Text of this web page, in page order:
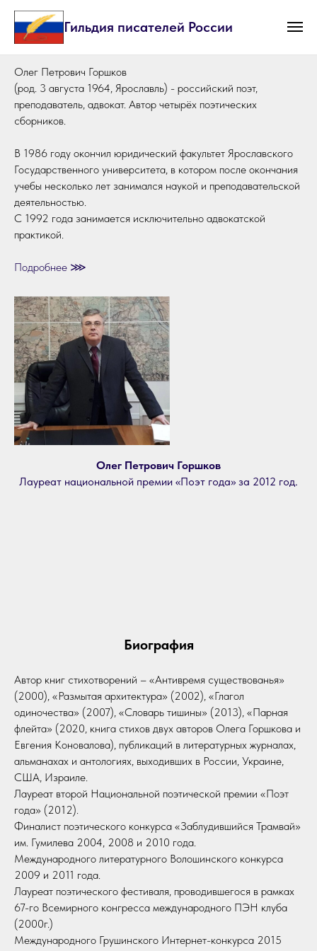
Гильдия писателей России
Олег Петрович Горшков
(род. 3 августа 1964, Ярославль) - российский поэт,
преподаватель, адвокат. Автор четырёх поэтических
сборников.
В 1986 году окончил юридический факультет Ярославского
Государственного университета, в котором после окончания
учебы несколько лет занимался наукой и преподавательской
деятельностью.
С 1992 года занимается исключительно адвокатской
практикой.
Подробнее ⋙
Олег Петрович Горшков
Лауреат национальной премии «Поэт года» за 2012 год.
Биография
Автор книг стихотворений – «Антивремя существованья»
(2000), «Размытая архитектура» (2002), «Глагол
одиночества» (2007), «Словарь тишины» (2013), «Парная
флейта» (2020, книга стихов двух авторов Олега Горшкова и
Евгения Коновалова), публикаций в литературных журналах,
альманахах и антологиях, выходивших в России, Украине,
США, Израиле.
Лауреат второй Национальной поэтической премии «Поэт
года» (2012).
Финалист поэтического конкурса «Заблудившийся Трамвай»
им. Гумилева 2004, 2008 и 2010 года.
Международного литературного Волошинского конкурса
2009 и 2011 года.
Лауреат поэтического фестиваля, проводившегося в рамках
67-го Всемирного конгресса международного ПЭН клуба
(2000г.)
Международного Грушинского Интернет-конкурса 2015